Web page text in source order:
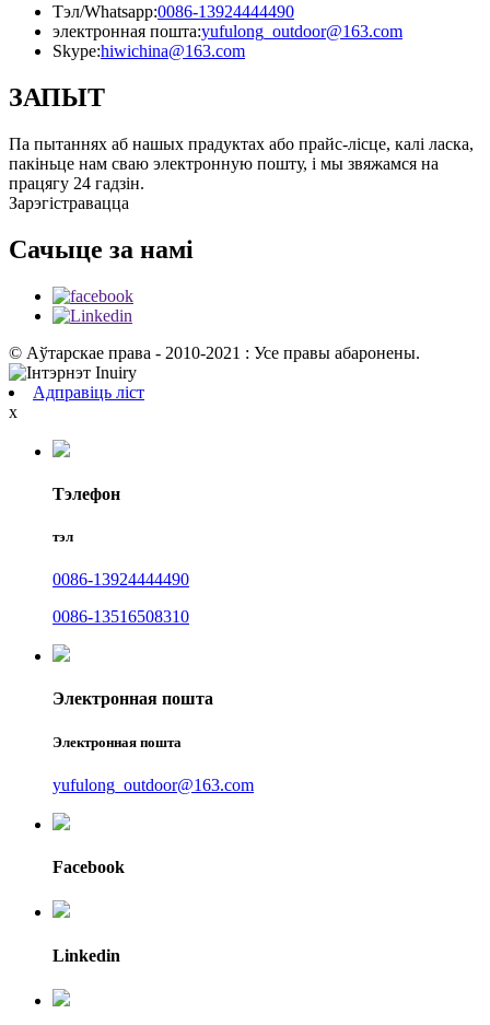
Тэл/Whatsapp:0086-13924444490
электронная пошта:yufulong_outdoor@163.com
Skype:hiwichina@163.com
ЗАПЫТ
Па пытаннях аб нашых прадуктах або прайс-лісце, калі ласка,
пакіньце нам сваю электронную пошту, і мы звяжамся на
працягу 24 гадзін.
Зарэгістравацца
Сачыце за намі
© Аўтарскае права - 2010-2021 : Усе правы абаронены.
Адправіць ліст
x
Тэлефон
тэл
0086-13924444490
0086-13516508310
Электронная пошта
Электронная пошта
yufulong_outdoor@163.com
Facebook
Linkedin